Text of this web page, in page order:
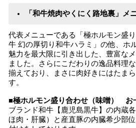
「和牛焼肉やくにく路地裏」メ
代表メニューである「極ホルモン盛
牛 幻の厚切り和牛ハラミ」の他、ホ
魅力を最大限に引き出した、豊富な
ました。さらにこだわりの逸品料理
揃えており、まさに肉好きにはたま
す。
■極ホルモン盛り合わせ（味噌） お
ブランド和牛【鹿児島黒牛】の内蔵
ほ肉・肝臓）と産直豚の内臓希少部